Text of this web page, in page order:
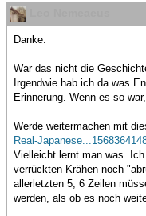
Danke.
War das nicht die
Irgendwie hab ich da was
Erinnerung. Wenn es so
Werde weitermachen mit
Real-
Vielleicht lernt man was.
verrückten Krähen noch
allerletzten 5, 6 Zeilen
werden, als ob es noch